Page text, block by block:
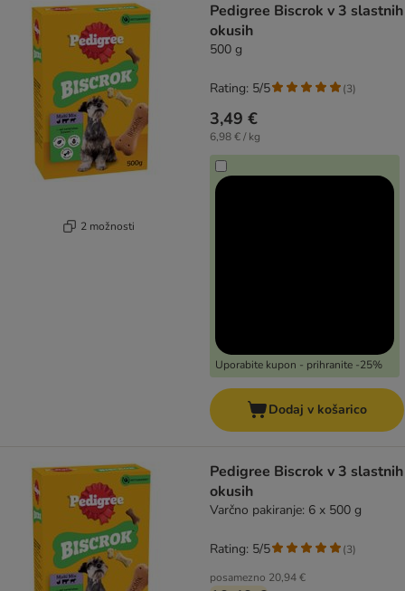
2 možnosti
Pedigree Biscrok v 3 slastnih
okusih
500 g
3,49 €
6,98 € / kg
Uporabite kupon - prihranite -25%
Rating: 5/5 (3)
Dodaj v košarico
Pedigree Biscrok v 3 slastnih
okusih
Varčno pakiranje: 6 x 500 g
posamezno 20,94 €
Rating: 5/5 (3)